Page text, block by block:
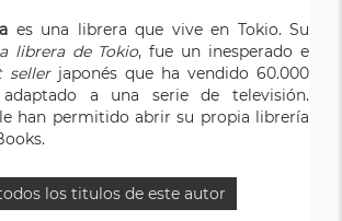
es una librera que vive en Tokio. Su
librera de Tokio, fue un inesperado e
sellerjaponés que ha vendido 60.000
a una serie de televisión.
han permitido abrir su propia librería
los titulos de este autor